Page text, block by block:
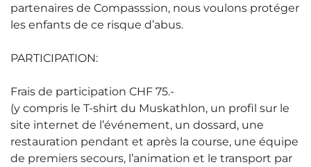
partenaires de Compasssion, nous voulons protéger
les enfants de ce risque d’abus.
PARTICIPATION:
Frais de participation CHF 75.-
(y compris le T-shirt du Muskathlon, un profil sur le
site internet de l’événement, un dossard, une
restauration pendant et après la course, une équipe
de premiers secours, l’animation et le transport par